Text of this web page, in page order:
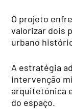
O projeto
valorizar dois
urbano
A estratégia
intervenção
arquitetónica
do espaço.